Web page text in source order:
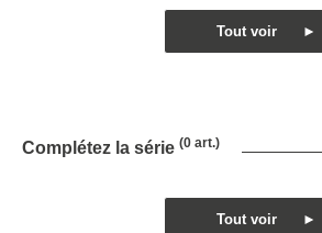
Complétez la série (0 art.)